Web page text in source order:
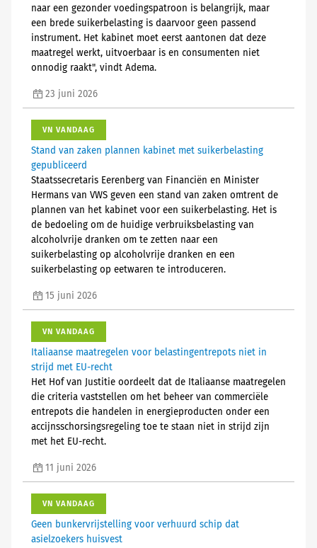
naar een gezonder voedingspatroon is belangrijk, maar
een brede suikerbelasting is daarvoor geen passend
instrument. Het kabinet moet eerst aantonen dat deze
maatregel werkt, uitvoerbaar is en consumenten niet
onnodig raakt", vindt Adema.
23 juni 2026
VN VANDAAG
Stand van zaken plannen kabinet met suikerbelasting
gepubliceerd
Staatssecretaris Eerenberg van Financiën en Minister
Hermans van VWS geven een stand van zaken omtrent de
plannen van het kabinet voor een suikerbelasting. Het is
de bedoeling om de huidige verbruiksbelasting van
alcoholvrije dranken om te zetten naar een
suikerbelasting op alcoholvrije dranken en een
suikerbelasting op eetwaren te introduceren.
15 juni 2026
VN VANDAAG
Italiaanse maatregelen voor belastingentrepots niet in
strijd met EU-recht
Het Hof van Justitie oordeelt dat de Italiaanse maatregelen
die criteria vaststellen om het beheer van commerciële
entrepots die handelen in energieproducten onder een
accijnsschorsingsregeling toe te staan niet in strijd zijn
met het EU-recht.
11 juni 2026
VN VANDAAG
Geen bunkervrijstelling voor verhuurd schip dat
asielzoekers huisvest